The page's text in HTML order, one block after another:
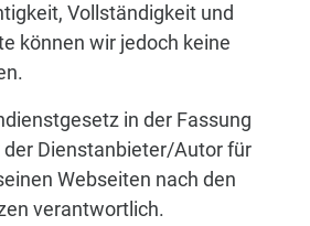
Vollständigkeit und
können wir jedoch keine
in der Fassung
Dienstanbieter/Autor für
Webseiten nach den
verantwortlich.